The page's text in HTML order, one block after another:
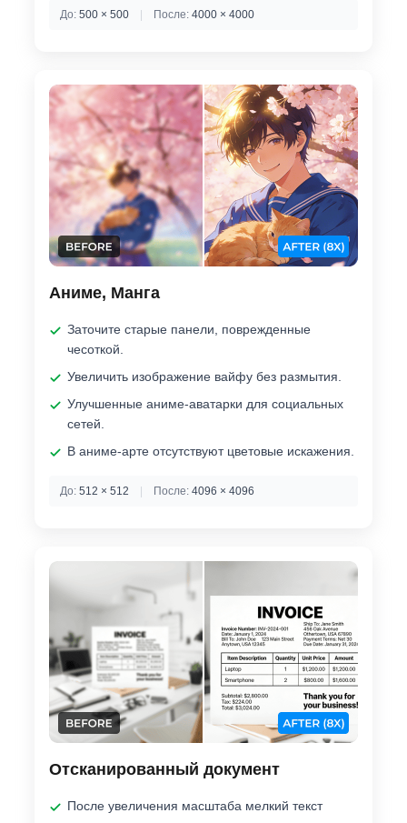
До: 500 × 500 | После: 4000 × 4000
Аниме, Манга
Заточите старые панели, поврежденные
чесоткой.
Увеличить изображение вайфу без размытия.
Улучшенные аниме-аватарки для социальных
сетей.
В аниме-арте отсутствуют цветовые искажения.
До: 512 × 512 | После: 4096 × 4096
Отсканированный документ
После увеличения масштаба мелкий текст